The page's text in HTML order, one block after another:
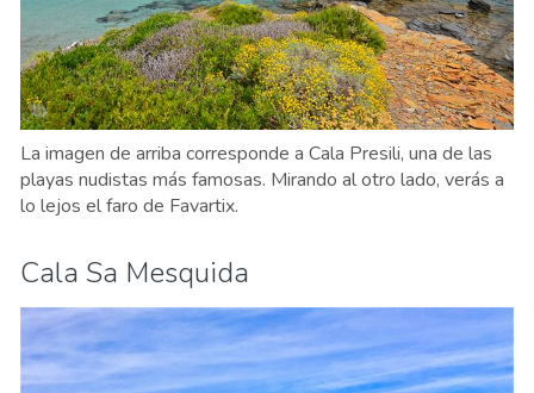
La imagen de arriba corresponde a Cala Presili, una de las
playas nudistas más famosas. Mirando al otro lado, verás a
lo lejos el faro de Favartix.
Cala Sa Mesquida